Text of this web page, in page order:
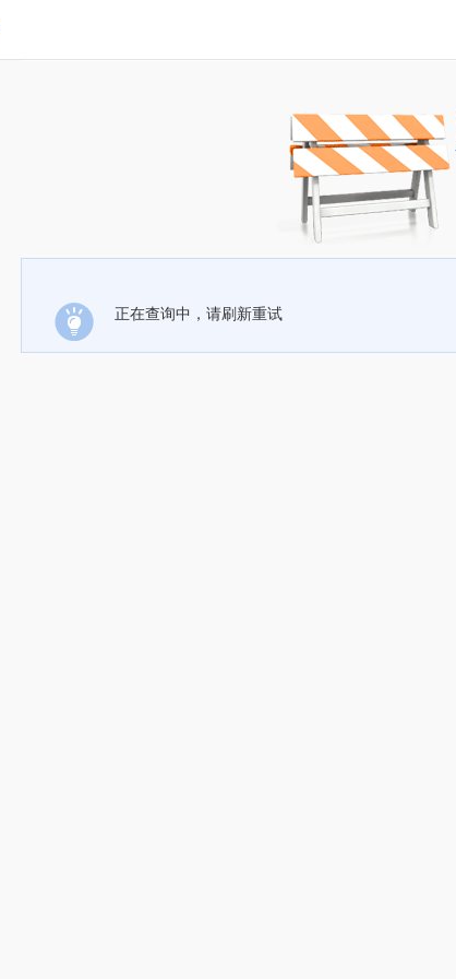
正在查询中，请刷新重试